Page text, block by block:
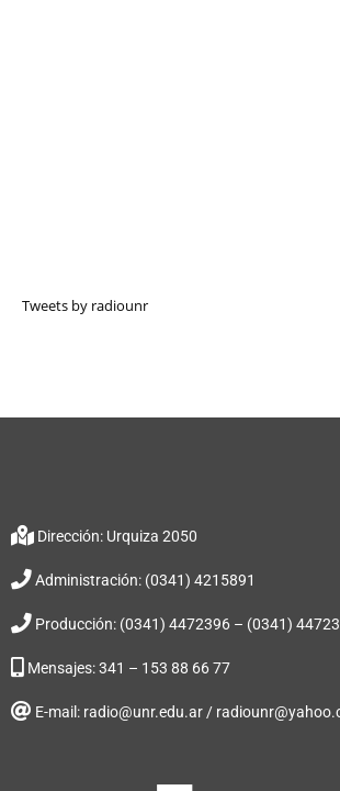
Tweets by radiounr
Dirección: Urquiza 2050
Administración: (0341) 4215891
Producción: (0341) 4472396 – (0341)
Mensajes: 341 – 153 88 66 77
E-mail: radio@unr.edu.ar /